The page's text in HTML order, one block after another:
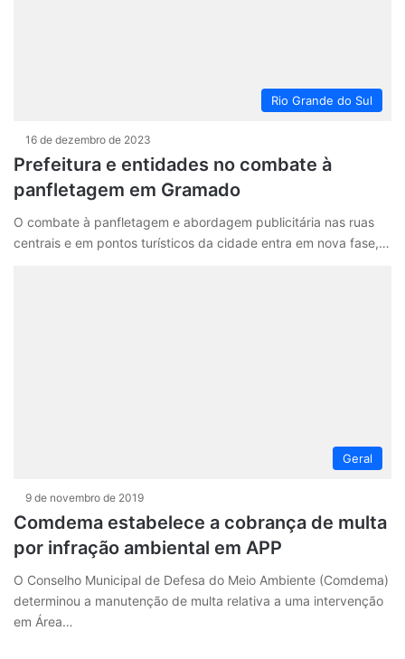
Rio Grande do Sul
16 de dezembro de 2023
Prefeitura e entidades no combate à
panfletagem em Gramado
O combate à panfletagem e abordagem publicitária nas ruas
centrais e em pontos turísticos da cidade entra em nova fase,…
Geral
9 de novembro de 2019
Comdema estabelece a cobrança de multa
por infração ambiental em APP
O Conselho Municipal de Defesa do Meio Ambiente (Comdema)
determinou a manutenção de multa relativa a uma intervenção
em Área…